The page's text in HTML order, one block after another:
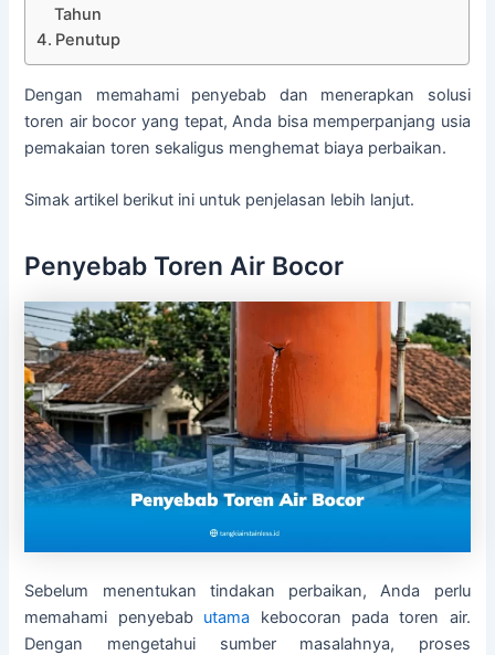
Tahun
Penutup
Dengan memahami penyebab dan menerapkan solusi
toren air bocor yang tepat, Anda bisa memperpanjang usia
pemakaian toren sekaligus menghemat biaya perbaikan.
Simak artikel berikut ini untuk penjelasan lebih lanjut.
Penyebab Toren Air Bocor
Sebelum menentukan tindakan perbaikan, Anda perlu
memahami penyebab utama kebocoran pada toren air.
Dengan mengetahui sumber masalahnya, proses